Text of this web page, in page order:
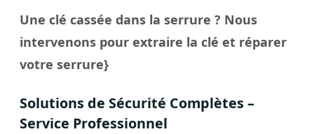
Une clé cassée dans la serrure ? Nous
intervenons pour extraire la clé et réparer
votre serrure}
Solutions de Sécurité Complètes –
Service Professionnel